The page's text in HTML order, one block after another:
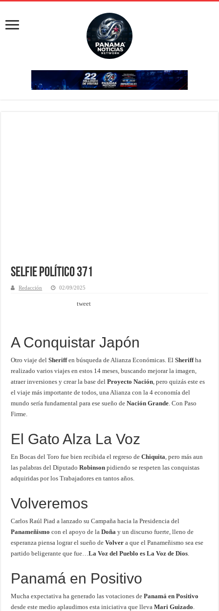
Selfie Político 371
Redacción 02/09/2025
tweet
A Conquistar Japón
Otro viaje delSheriffen búsqueda de Alianza Económicas. ElSheriffha
realizado varios viajes en estos 14 meses, buscando mejorar la imagen,
atraer inversiones y crear la base delProyecto Nación , pero quizás este es
el viaje más importante de todos, una Alianza con la 4 economía del
mundo sería fundamental para ese sueño deNación Grande . Con Paso
Firme.
El Gato Alza La Voz
En Bocas del Toro fue bien recibida el regreso deChiquita , pero más aun
las palabras del DiputadoRobinson pidiendo se respeten las conquistas
adquiridas por los Trabajadores en tantos años.
Volveremos
Carlos Raúl Piad a lanzado su Campaña hacia la Presidencia del
Panameñismo con el apoyo de laDoña y un discurso fuerte, lleno de
esperanza piensa lograr el sueño deVolver a que el Panameñismo sea ese
partido beligerante que fue…La Voz del Pueblo es La Voz de Dios
Panamá en Positivo
Mucha expectativa ha generado las votaciones dePanamá en Positivo
desde este medio aplaudimos esta iniciativa que llevaMari Guizado